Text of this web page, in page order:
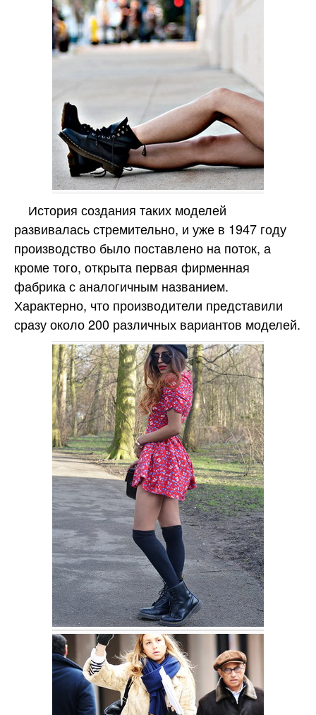
История создания таких моделей
развивалась стремительно, и уже в 1947 году
производство было поставлено на поток, а
кроме того, открыта первая фирменная
фабрика с аналогичным названием.
Характерно, что производители представили
сразу около 200 различных вариантов моделей.